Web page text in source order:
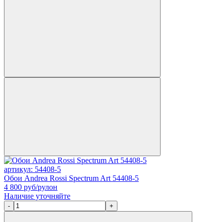
артикул: 54408-5
Обои Andrea Rossi Spectrum Art 54408-5
4 800 руб/рулон
Наличие уточняйте
- +